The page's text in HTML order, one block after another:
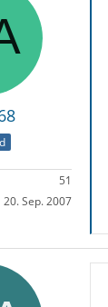
51
20. Sep. 2007